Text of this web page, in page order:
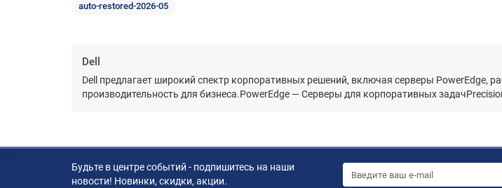
auto-restored-2026-05
Dell
Dell предлагает широкий спектр корпоративных решений, включая серверы PowerEdge,
производительность для бизнеса.PowerEdge — Серверы для корпоративных
Будьте в центре событий - подпишитесь на наши
новости! Новинки, скидки, акции.